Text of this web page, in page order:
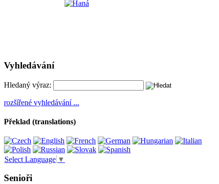
Vyhledávání
Hledaný výraz:
rozšířené vyhledávání ...
Překlad (translations)
Select Language ▼
Senioři